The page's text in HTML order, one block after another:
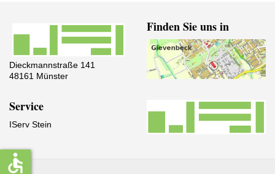
Dieckmannstraße 141
48161 Münster
Finden Sie uns in
Service
IServ Stein
accessible